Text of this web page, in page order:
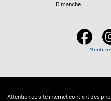
Dimanche
Attention ce site internet contient des